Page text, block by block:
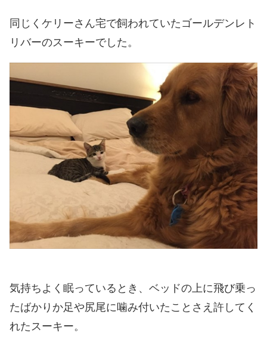
同じくケリーさん宅で飼われていたゴールデンレト
リバーのスーキーでした。
気持ちよく眠っているとき、ベッドの上に飛び乗っ
たばかりか足や尻尾に噛み付いたことさえ許してく
れたスーキー。